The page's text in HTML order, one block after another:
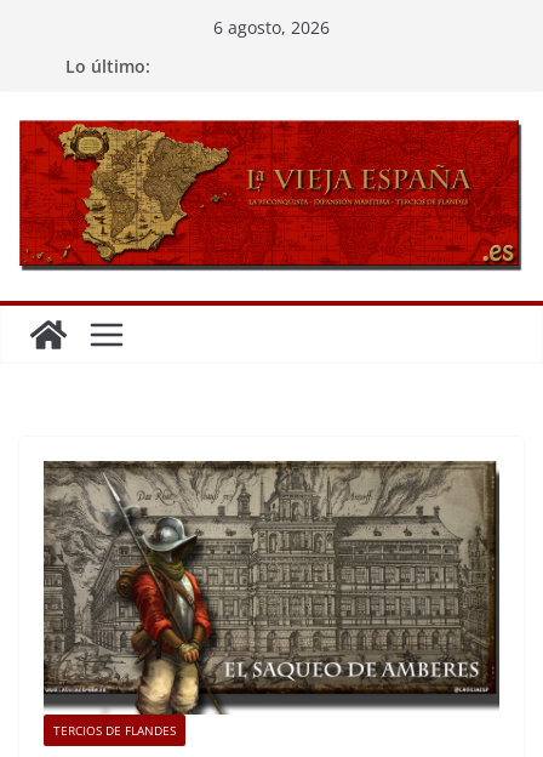
6 agosto, 2026
Lo último:
TERCIOS DE FLANDES